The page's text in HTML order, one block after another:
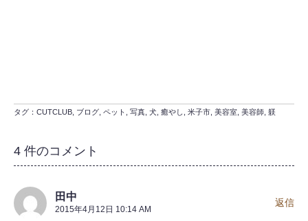
タグ： CUTCLUB ブログ ペット 写真 犬 癒やし 米子市 美容室 美容師 躾
4 件のコメント
田中
2015年4月12日 10:14 AM
返信